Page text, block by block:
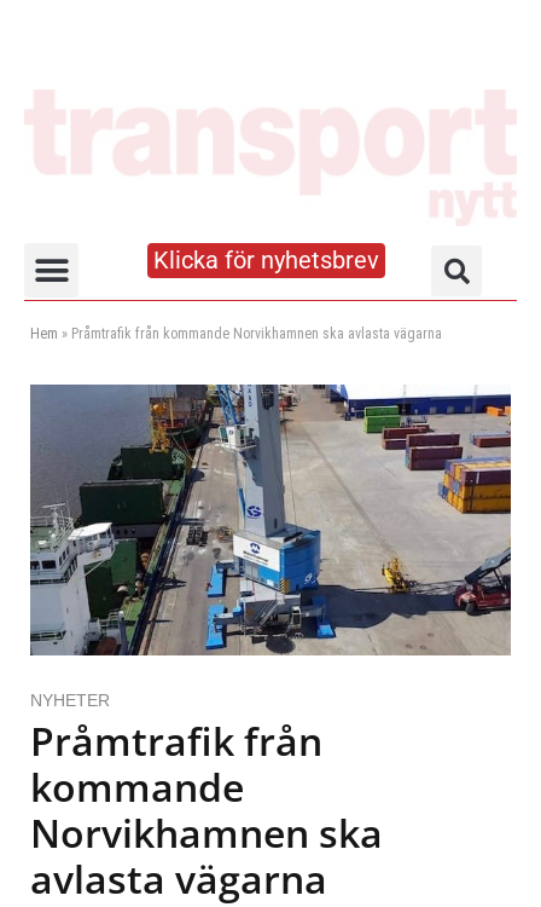
Klicka för nyhetsbrev
Hem » Pråmtrafik från kommande Norvikhamnen ska avlasta vägarna
NYHETER
Pråmtrafik från
kommande
Norvikhamnen ska
avlasta vägarna